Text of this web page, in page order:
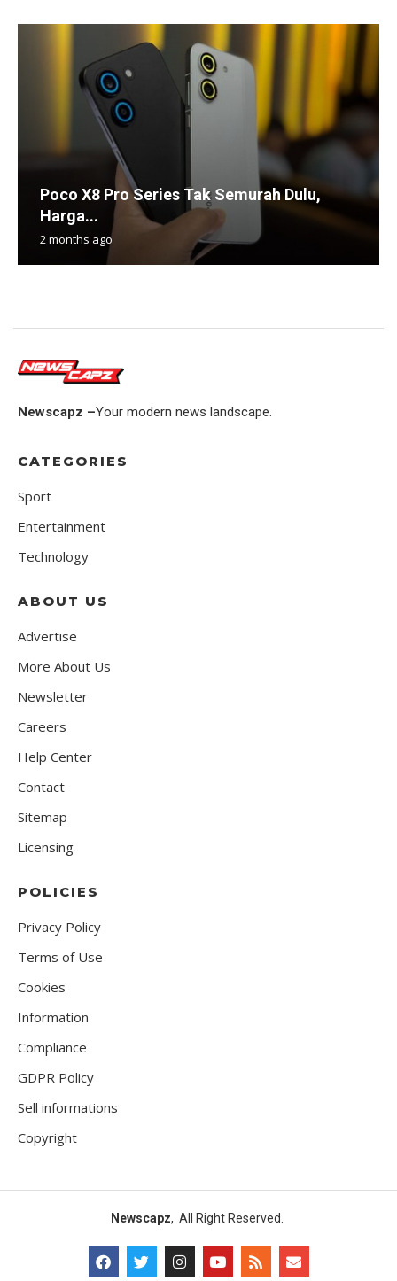
Poco X8 Pro Series Tak Semurah Dulu,
Harga...
2 months ago
Newscapz –Your modern news landscape.
CATEGORIES
Sport
Entertainment
Technology
ABOUT US
Advertise
More About Us
Newsletter
Careers
Help Center
Contact
Sitemap
Licensing
POLICIES
Privacy Policy
Terms of Use
Cookies
Information
Compliance
GDPR Policy
Sell informations
Copyright
Newscapz, All Right Reserved.